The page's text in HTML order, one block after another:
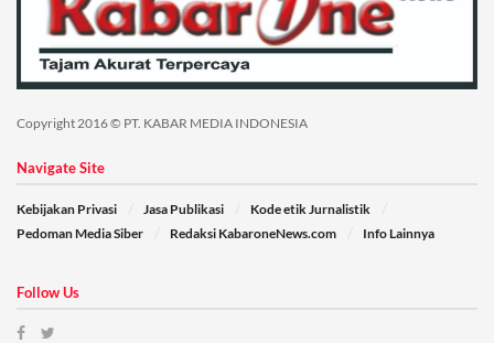
Copyright 2016 © PT. KABAR MEDIA INDONESIA
Navigate Site
Kebijakan Privasi Jasa Publikasi
Kode etik Jurnalistik
Pedoman Media Siber
Redaksi KabaroneNews.com Info Lainnya
Follow Us